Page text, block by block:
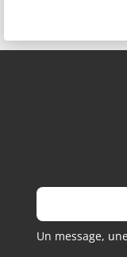
Un message,